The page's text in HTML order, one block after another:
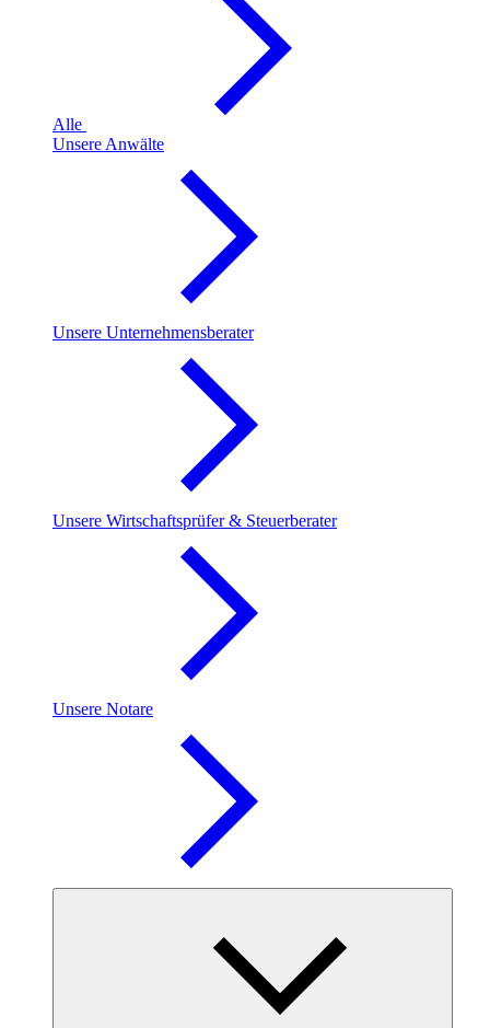
Alle
Unsere Anwälte
Unsere Unternehmensberater
Unsere Wirtschaftsprüfer & Steuerberater
Unsere Notare